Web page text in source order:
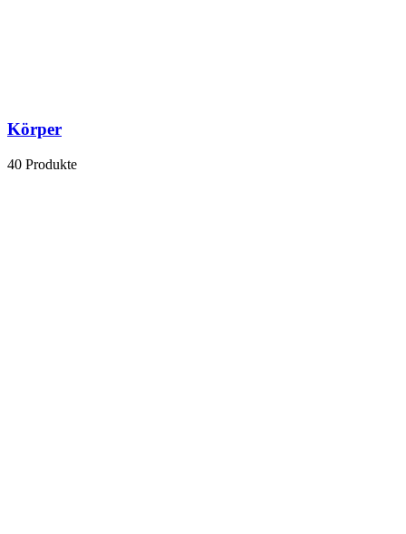
Körper
40 Produkte